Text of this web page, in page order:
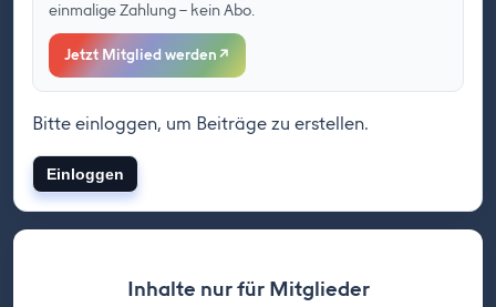
einmalige Zahlung – kein Abo.
Jetzt Mitglied werden ↗
Bitte einloggen, um Beiträge zu erstellen.
Einloggen
Inhalte nur für Mitglieder